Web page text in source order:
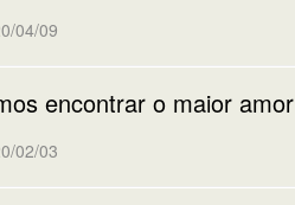
04/09
encontrar o maior amor
02/03